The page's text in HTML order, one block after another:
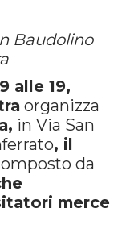
Baudolino
alle 19,
organizza
in Via San
, il
da
merce